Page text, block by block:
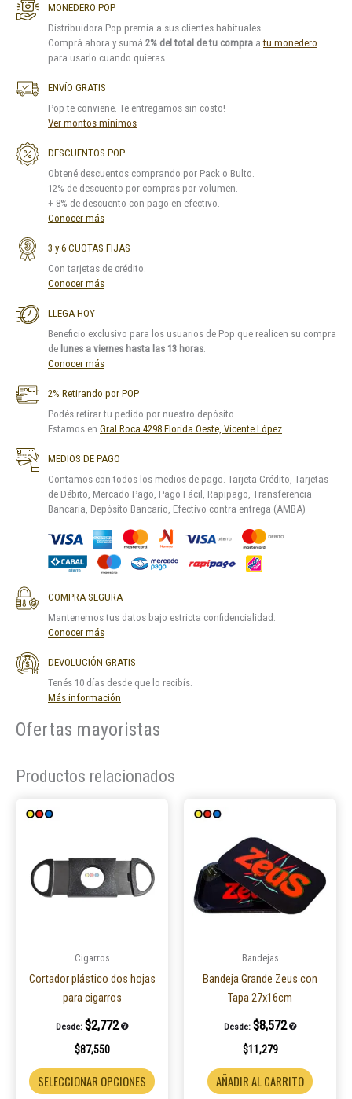
MONEDERO POP
Distribuidora Pop premia a sus clientes habituales.
Comprá ahora y sumá 2% del total de tu compra atu monedero
para usarlo cuando quieras.
ENVÍO GRATIS
Pop te conviene. Te entregamos sin costo!
Ver montos mínimos
DESCUENTOS POP
Obtené descuentos comprando por Pack o Bulto.
12% de descuento por compras por volumen.
+ 8% de descuento con pago en efectivo.
Conocer más
3 y 6 CUOTAS FIJAS
Con tarjetas de crédito.
Conocer más
LLEGA HOY
Beneficio exclusivo para los usuarios de Pop que realicen su compra
de lunes a viernes hasta las 13 horas.
Conocer más
2% Retirando por POP
Podés retirar tu pedido por nuestro depósito.
Estamos en Gral Roca 4298 Florida Oeste, Vicente López
MEDIOS DE PAGO
Contamos con todos los medios de pago. Tarjeta Crédito, Tarjetas
de Débito, Mercado Pago, Pago Fácil, Rapipago, Transferencia
Bancaria, Depósito Bancario, Efectivo contra entrega (AMBA)
COMPRA SEGURA
Mantenemos tus datos bajo estricta confidencialidad.
Conocer más
DEVOLUCIÓN GRATIS
Tenés 10 días desde que lo recibís.
Más información
Ofertas mayoristas
Productos relacionados
Cigarros
Cortador plástico dos hojas
para cigarros
Desde: $2,772
$87,550
SELECCIONAR OPCIONES
variantes.
elegir
Bandejas
Bandeja Grande Zeus con
Tapa 27x16cm
Desde: $8,572
$11,279
AÑADIR AL CARRITO